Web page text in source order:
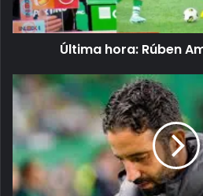
Última hora: Rúben